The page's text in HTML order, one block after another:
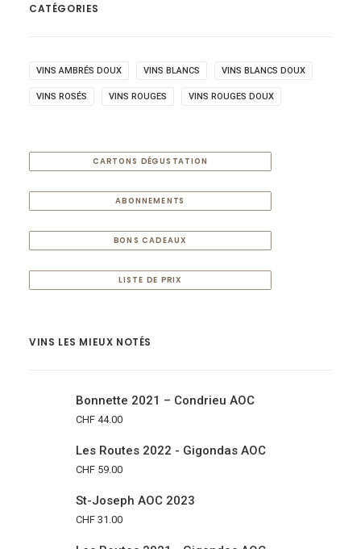
CATÉGORIES
VINS AMBRÉS DOUX VINS BLANCS VINS BLANCS DOUX
VINS ROSÉS VINS ROUGES VINS ROUGES DOUX
CARTONS DÉGUSTATION
ABONNEMENTS
BONS CADEAUX
LISTE DE PRIX
VINS LES MIEUX NOTÉS
Bonnette 2021 – Condrieu AOC
CHF 44.00
Les Routes 2022 - Gigondas AOC
CHF 59.00
St-Joseph AOC 2023
CHF 31.00